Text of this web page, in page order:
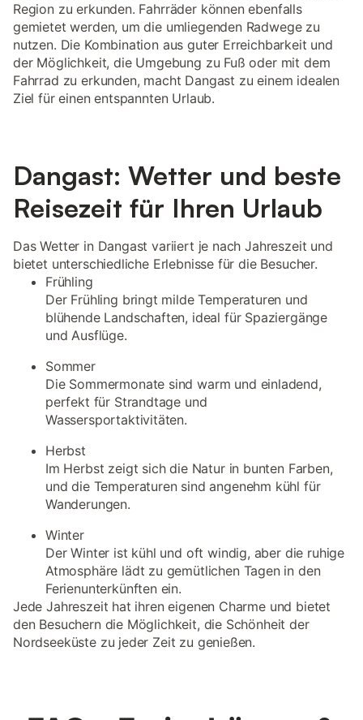
Region zu erkunden. Fahrräder können ebenfalls
gemietet werden, um die umliegenden Radwege zu
nutzen. Die Kombination aus guter Erreichbarkeit und
der Möglichkeit, die Umgebung zu Fuß oder mit dem
Fahrrad zu erkunden, macht Dangast zu einem idealen
Ziel für einen entspannten Urlaub.
Dangast: Wetter und beste
Reisezeit für Ihren Urlaub
Das Wetter in Dangast variiert je nach Jahreszeit und
bietet unterschiedliche Erlebnisse für die Besucher.
Frühling
Der Frühling bringt milde Temperaturen und
blühende Landschaften, ideal für Spaziergänge
und Ausflüge.
Sommer
Die Sommermonate sind warm und einladend,
perfekt für Strandtage und
Wassersportaktivitäten.
Herbst
Im Herbst zeigt sich die Natur in bunten Farben,
und die Temperaturen sind angenehm kühl für
Wanderungen.
Winter
Der Winter ist kühl und oft windig, aber die ruhige
Atmosphäre lädt zu gemütlichen Tagen in den
Ferienunterkünften ein.
Jede Jahreszeit hat ihren eigenen Charme und bietet
den Besuchern die Möglichkeit, die Schönheit der
Nordseeküste zu jeder Zeit zu genießen.